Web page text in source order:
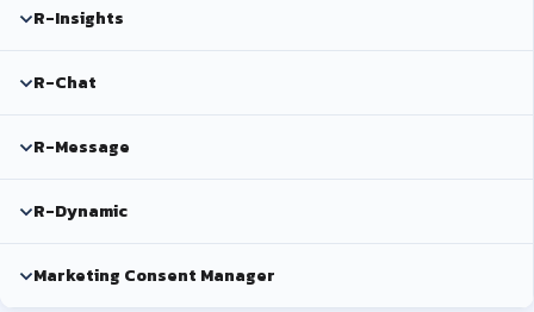
R-Insights
R-Chat
R-Message
R-Dynamic
Marketing Consent Manager